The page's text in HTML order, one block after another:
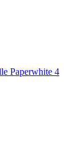
Paperwhite 4